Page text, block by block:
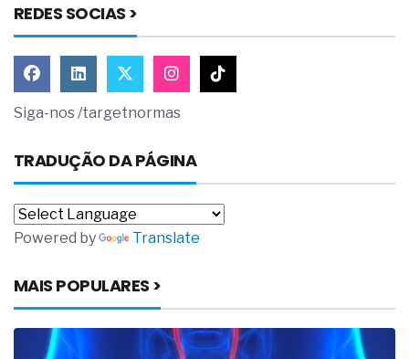
REDES SOCIAS >
Siga-nos /targetnormas
TRADUÇÃO DA PÁGINA
Powered by Translate
MAIS POPULARES >